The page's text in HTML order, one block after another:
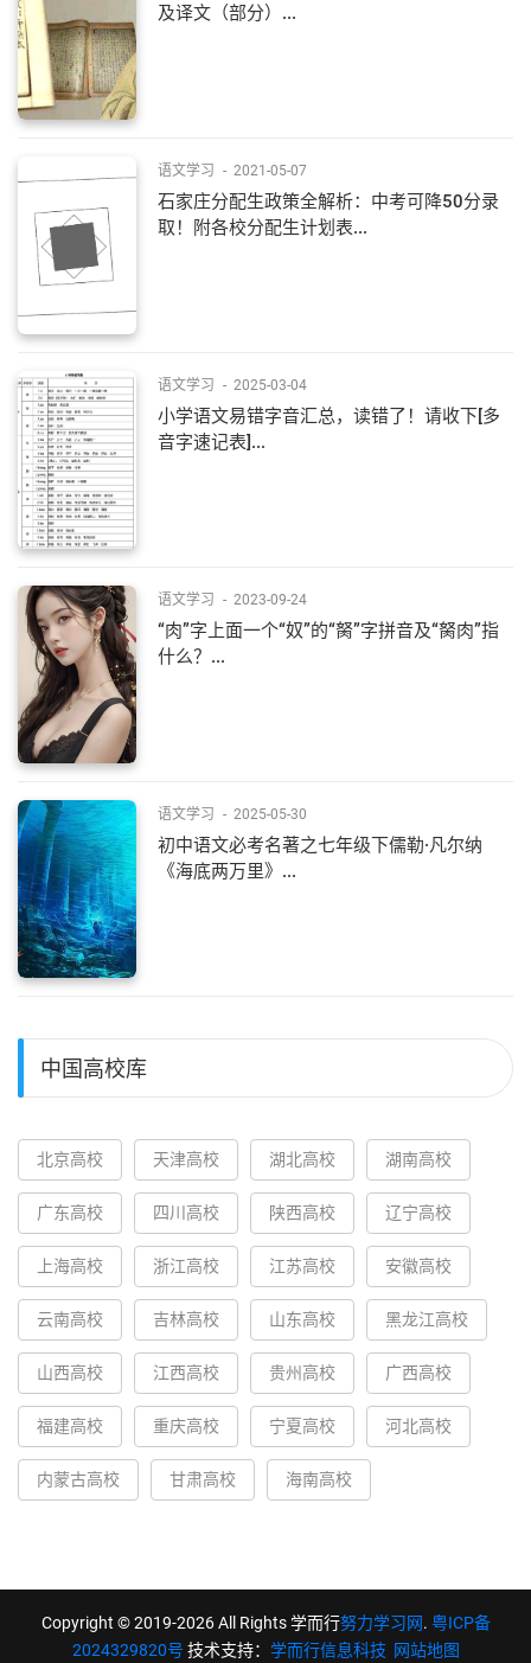
及译文（部分）...
语文学习 - 2021-05-07
石家庄分配生政策全解析：中考可降50分录
取！附各校分配生计划表...
语文学习 - 2025-03-04
​小学语文易错字音汇总，读错了！请收下[多
音字速记表]...
语文学习 - 2023-09-24
“肉”字上面一个“奴”的“胬”字拼音及“胬肉”指
什么？...
语文学习 - 2025-05-30
初中语文必考名著之七年级下儒勒·凡尔纳
《海底两万里》...
中国高校库
北京高校 天津高校 湖北高校 湖南高校
广东高校 四川高校 陕西高校 辽宁高校
上海高校 浙江高校 江苏高校 安徽高校
云南高校 吉林高校 山东高校 黑龙江高校
山西高校 江西高校 贵州高校 广西高校
福建高校 重庆高校 宁夏高校 河北高校
内蒙古高校 甘肃高校 海南高校
Copyright © 2019-2026 All Rights 学而行努力学习网. 粤ICP备
2024329820号 技术支持： 学而行信息科技 网站地图